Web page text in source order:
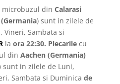
din Calarasi
(Germania) sunt in zilele de
Vineri, Sambata si
la ora 22:30. Plecarilecu
din Aachen (Germania)
sunt in zilele de Luni,
Sambata si Duminica de